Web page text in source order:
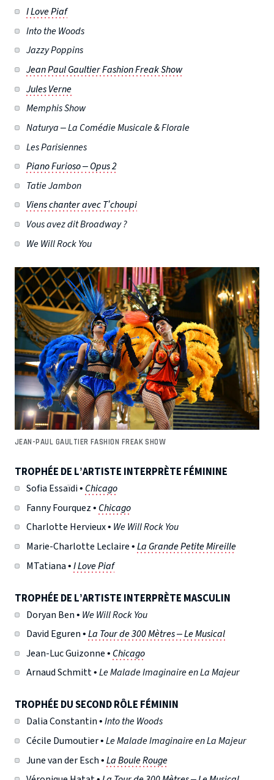
I Love Piaf
Into the Woods
Jazzy Poppins
Jean Paul Gaultier Fashion Freak Show
Jules Verne
Memphis Show
Naturya – La Comédie Musicale & Florale
Les Parisiennes
Piano Furioso – Opus 2
Tatie Jambon
Viens chanter avec T’choupi
Vous avez dit Broadway ?
We Will Rock You
JEAN-PAUL GAULTIER FASHION FREAK SHOW
TROPHÉE DE L’ARTISTE INTERPRÈTE FÉMININE
Sofia Essaïdi • Chicago
Fanny Fourquez • Chicago
Charlotte Hervieux • We Will Rock You
Marie-Charlotte Leclaire •La Grande Petite Mireille
MTatiana •I Love Piaf
TROPHÉE DE L’ARTISTE INTERPRÈTE MASCULIN
Doryan Ben • We Will Rock You
David Eguren •La Tour de 300 Mètres – Le Musical
Jean-Luc Guizonne • Chicago
Arnaud Schmitt •Le Malade Imaginaire en La Majeur
TROPHÉE DU SECOND RÔLE FÉMININ
Dalia Constantin •Into the Woods
Cécile Dumoutier •Le Malade Imaginaire en La Majeur
June van der Esch •La Boule Rouge